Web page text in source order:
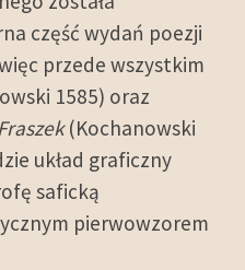
część wydań poezji
przede wszystkim
1585) oraz
(Kochanowski
układ graficzny
saficką
pierwowzorem